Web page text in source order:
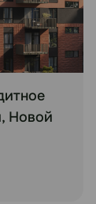
Новой